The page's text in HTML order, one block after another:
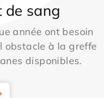
de sang
année ont besoin
obstacle à la greffe
disponibles.